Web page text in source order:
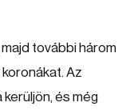
további három
Az
és még